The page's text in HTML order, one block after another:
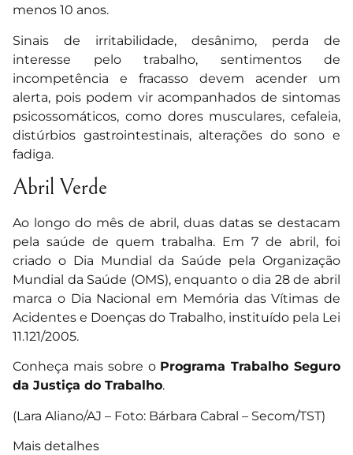
menos 10 anos.
Sinais de irritabilidade, desânimo, perda de
interesse pelo trabalho, sentimentos de
incompetência e fracasso devem acender um
alerta, pois podem vir acompanhados de sintomas
psicossomáticos, como dores musculares, cefaleia,
distúrbios gastrointestinais, alterações do sono e
fadiga.
Abril Verde
Ao longo do mês de abril, duas datas se destacam
pela saúde de quem trabalha. Em 7 de abril, foi
criado o Dia Mundial da Saúde pela Organização
Mundial da Saúde (OMS), enquanto o dia 28 de abril
marca o Dia Nacional em Memória das Vítimas de
Acidentes e Doenças do Trabalho, instituído pela Lei
11.121/2005.
Conheça mais sobre o Programa Trabalho Seguro
da Justiça do Trabalho.
(Lara Aliano/AJ – Foto: Bárbara Cabral – Secom/TST)
Mais detalhes